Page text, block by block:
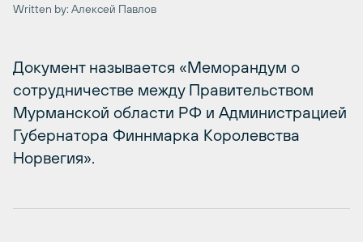
Written by: Алексей Павлов
Документ называется «Меморандум о
сотрудничестве между Правительством
Мурманской области РФ и Администрацией
Губернатора Финнмарка Королевства
Норвегия».